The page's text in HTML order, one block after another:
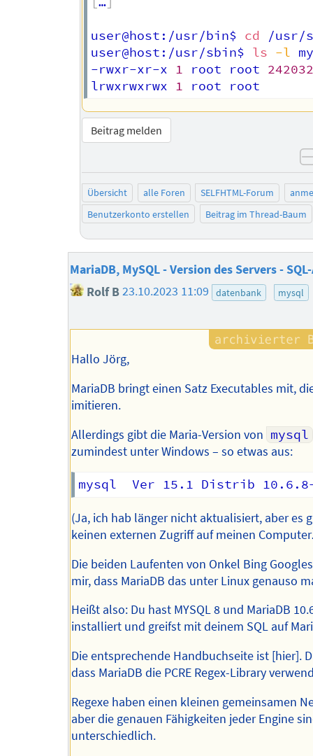
user@host:/usr/bin$ cd /usr/
user@host:/usr/sbin$ ls -l
-rwxr-xr-x 1 root root
lrwxrwxrwx 1 root
Beitrag melden
Übersicht alle Foren SELFHTML-Forum
Benutzerkonto erstellen
Beitrag im Thread-Baum
MariaDB, MySQL - Version des Servers -
Rolf B 23.10.2023 11:09 datenbank mysql
Hallo Jörg,
MariaDB bringt einen Satz Executables mit,
imitieren.
Allerdings gibt die Maria-Version von mysql
zumindest unter Windows – so etwas aus:
(Ja, ich hab länger nicht aktualisiert, aber es
keinen externen Zugriff auf meinen
Die beiden Laufenten von Onkel Bing
mir, dass MariaDB das unter Linux genauso
Heißt also: Du hast MYSQL 8 und MariaDB
installiert und greifst mit deinem SQL auf
Die entsprechende Handbuchseite ist [hier].
dass MariaDB die PCRE Regex-Library
Regexe haben einen kleinen gemeinsamen
aber die genauen Fähigkeiten jeder Engine
unterschiedlich.